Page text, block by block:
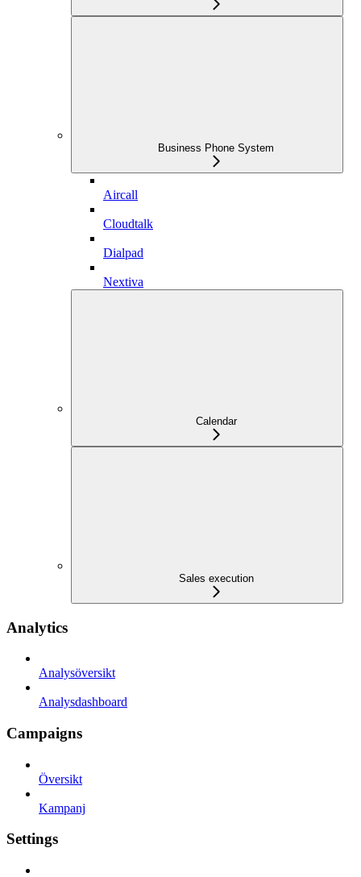
Business Phone System
Aircall
Cloudtalk
Dialpad
Nextiva
Calendar
Sales execution
Analytics
Analysöversikt
Analysdashboard
Campaigns
Översikt
Kampanj
Settings